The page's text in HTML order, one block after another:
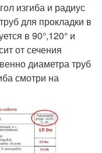
изгиба и радиус
для прокладки в
в 90°,120° и
от сечения
диаметра труб
смотри на